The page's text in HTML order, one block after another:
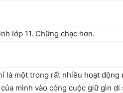
lớp 11. Chững chạc hơn.
là một trong rất nhiều hoạt
mình vào công cuộc giữ gìn di